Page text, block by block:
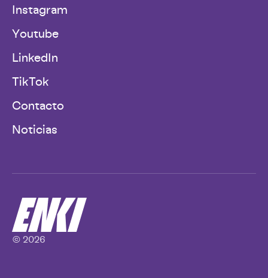
Instagram
Youtube
LinkedIn
TikTok
Contacto
Noticias
© 2026